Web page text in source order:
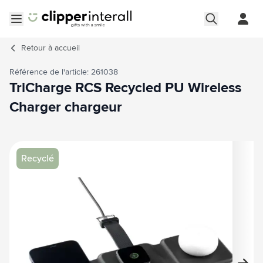
Retour à accueil
Recyclé
Image principale
Cliquez pour voir l'image en plein écran
Référence de l'article: 261038
TriCharge RCS Recycled PU Wireless
Charger chargeur